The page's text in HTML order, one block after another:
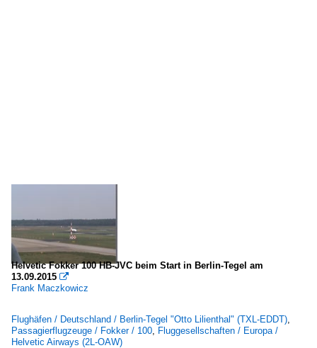
Helvetic Fokker 100 HB-JVC beim Start in Berlin-Tegel am
13.09.2015 
Frank Maczkowicz
Flughäfen / Deutschland / Berlin-Tegel "Otto Lilienthal" (TXL-EDDT),
Passagierflugzeuge / Fokker / 100, Fluggesellschaften / Europa /
Helvetic Airways (2L-OAW)